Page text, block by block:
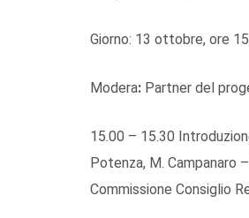
Giorno: 13 ottobre, ore
Modera: Partner del
15.00 – 15.30
Potenza, M. Campanaro
Commissione Consiglio